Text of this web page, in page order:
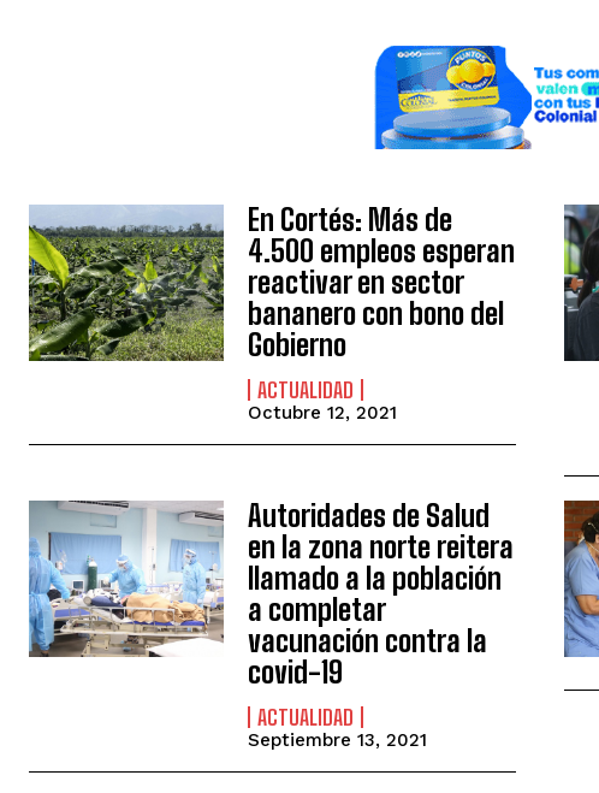
En Cortés: Más de
4.500 empleos esperan
reactivar en sector
bananero con bono del
Gobierno
ACTUALIDAD
Octubre 12, 2021
Autoridades de Salud
en la zona norte reitera
llamado a la población
a completar
vacunación contra la
covid-19
ACTUALIDAD
Septiembre 13, 2021